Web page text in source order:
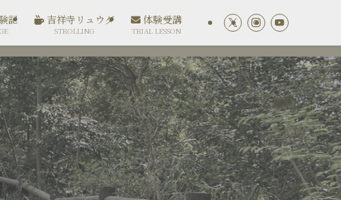
記 吉祥寺リュウダ
STROLLING
体験受講
TRIAL LESSON